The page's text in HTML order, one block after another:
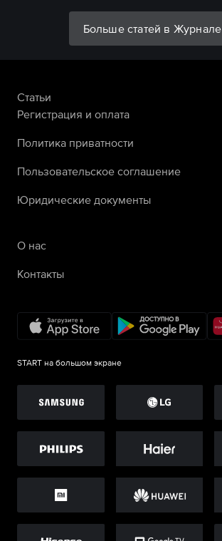
Больше статей в Журнале
Статьи
Регистрация и оплата
Политика приватности
Пользовательское соглашение
Юридические документы
О нас
Контакты
START на большом экране